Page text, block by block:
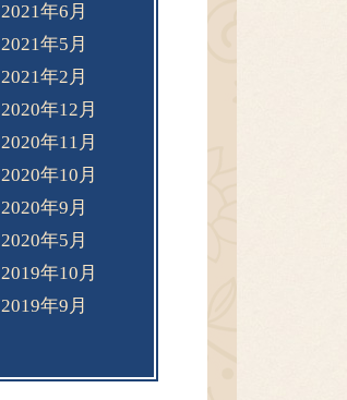
2021年6月
2021年5月
2021年2月
2020年12月
2020年11月
2020年10月
2020年9月
2020年5月
2019年10月
2019年9月